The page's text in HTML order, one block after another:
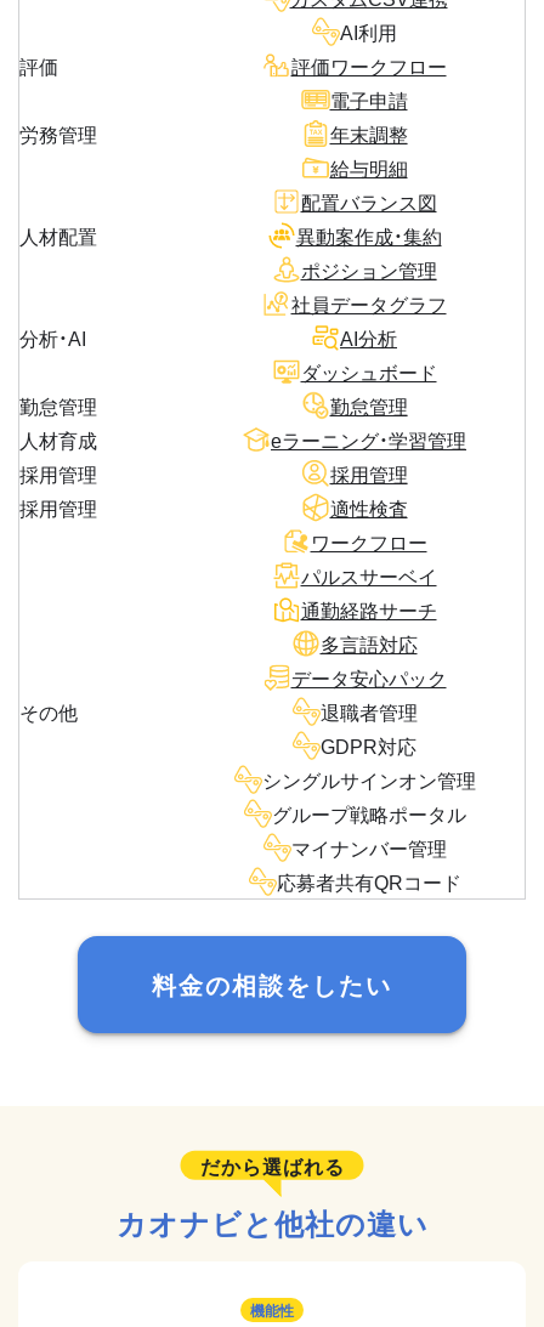
AI利用
評価
評価ワークフロー
労務管理
電子申請
年末調整
給与明細
人材配置
配置バランス図
異動案作成・集約
ポジション管理
分析・AI
社員データグラフ
AI分析
ダッシュボード
勤怠管理
勤怠管理
人材育成
eラーニング・学習管理
採用管理
採用管理
採用管理
適性検査
その他
ワークフロー
パルスサーベイ
通勤経路サーチ
多言語対応
データ安心パック
退職者管理
GDPR対応
シングルサインオン管理
グループ戦略ポータル
マイナンバー管理
応募者共有QRコード
料金の相談をしたい
だから選ばれる
カオナビと他社の違い
機能性